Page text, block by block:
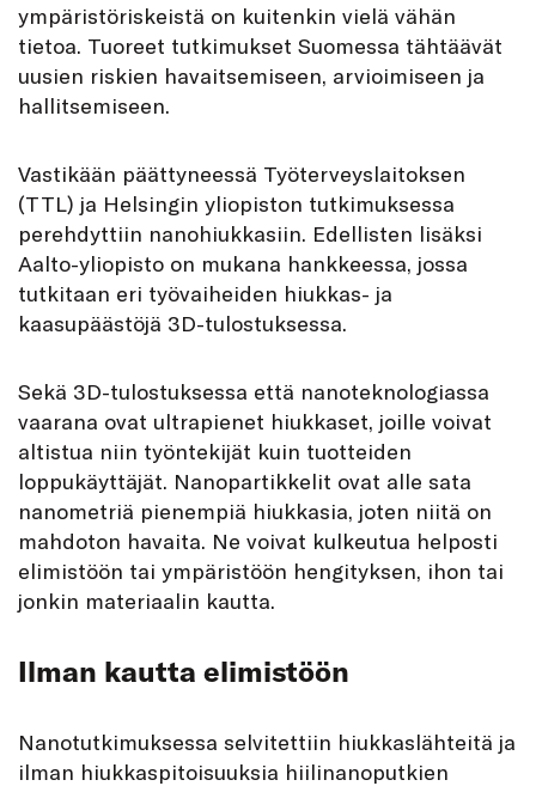
ympäristöriskeistä on kuitenkin vielä vähän
tietoa. Tuoreet tutkimukset Suomessa tähtäävät
uusien riskien havaitsemiseen, arvioimiseen ja
hallitsemiseen.
Vastikään päättyneessä Työterveyslaitoksen
(TTL) ja Helsingin yliopiston tutkimuksessa
perehdyttiin nanohiukkasiin. Edellisten lisäksi
Aalto-yliopisto on mukana hankkeessa, jossa
tutkitaan eri työvaiheiden hiukkas- ja
kaasupäästöjä 3D-tulostuksessa.
Sekä 3D-tulostuksessa että nanoteknologiassa
vaarana ovat ultrapienet hiukkaset, joille voivat
altistua niin työntekijät kuin tuotteiden
loppukäyttäjät. Nanopartikkelit ovat alle sata
nanometriä pienempiä hiukkasia, joten niitä on
mahdoton havaita. Ne voivat kulkeutua helposti
elimistöön tai ympäristöön hengityksen, ihon tai
jonkin materiaalin kautta.
Ilman kautta elimistöön
Nanotutkimuksessa selvitettiin hiukkaslähteitä ja
ilman hiukkaspitoisuuksia hiilinanoputkien